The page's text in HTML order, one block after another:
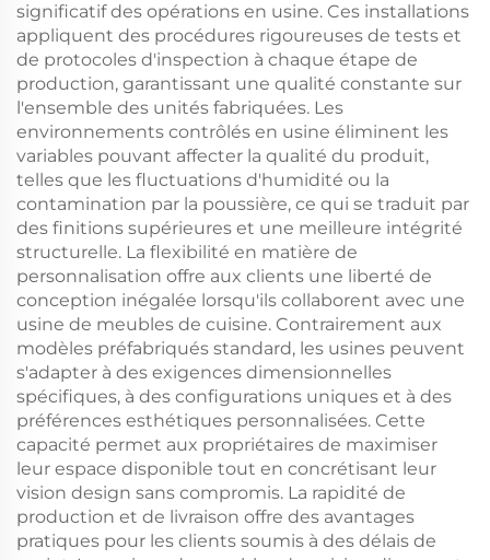
significatif des opérations en usine. Ces installations
appliquent des procédures rigoureuses de tests et
de protocoles d'inspection à chaque étape de
production, garantissant une qualité constante sur
l'ensemble des unités fabriquées. Les
environnements contrôlés en usine éliminent les
variables pouvant affecter la qualité du produit,
telles que les fluctuations d'humidité ou la
contamination par la poussière, ce qui se traduit par
des finitions supérieures et une meilleure intégrité
structurelle. La flexibilité en matière de
personnalisation offre aux clients une liberté de
conception inégalée lorsqu'ils collaborent avec une
usine de meubles de cuisine. Contrairement aux
modèles préfabriqués standard, les usines peuvent
s'adapter à des exigences dimensionnelles
spécifiques, à des configurations uniques et à des
préférences esthétiques personnalisées. Cette
capacité permet aux propriétaires de maximiser
leur espace disponible tout en concrétisant leur
vision design sans compromis. La rapidité de
production et de livraison offre des avantages
pratiques pour les clients soumis à des délais de